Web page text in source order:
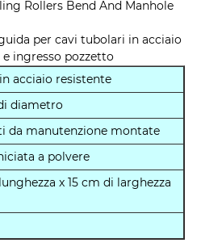
per cavi tubolari in acciaio
ingresso pozzetto
acciaio resistente
diametro
da manutenzione montate
a polvere
x 15 cm di larghezza